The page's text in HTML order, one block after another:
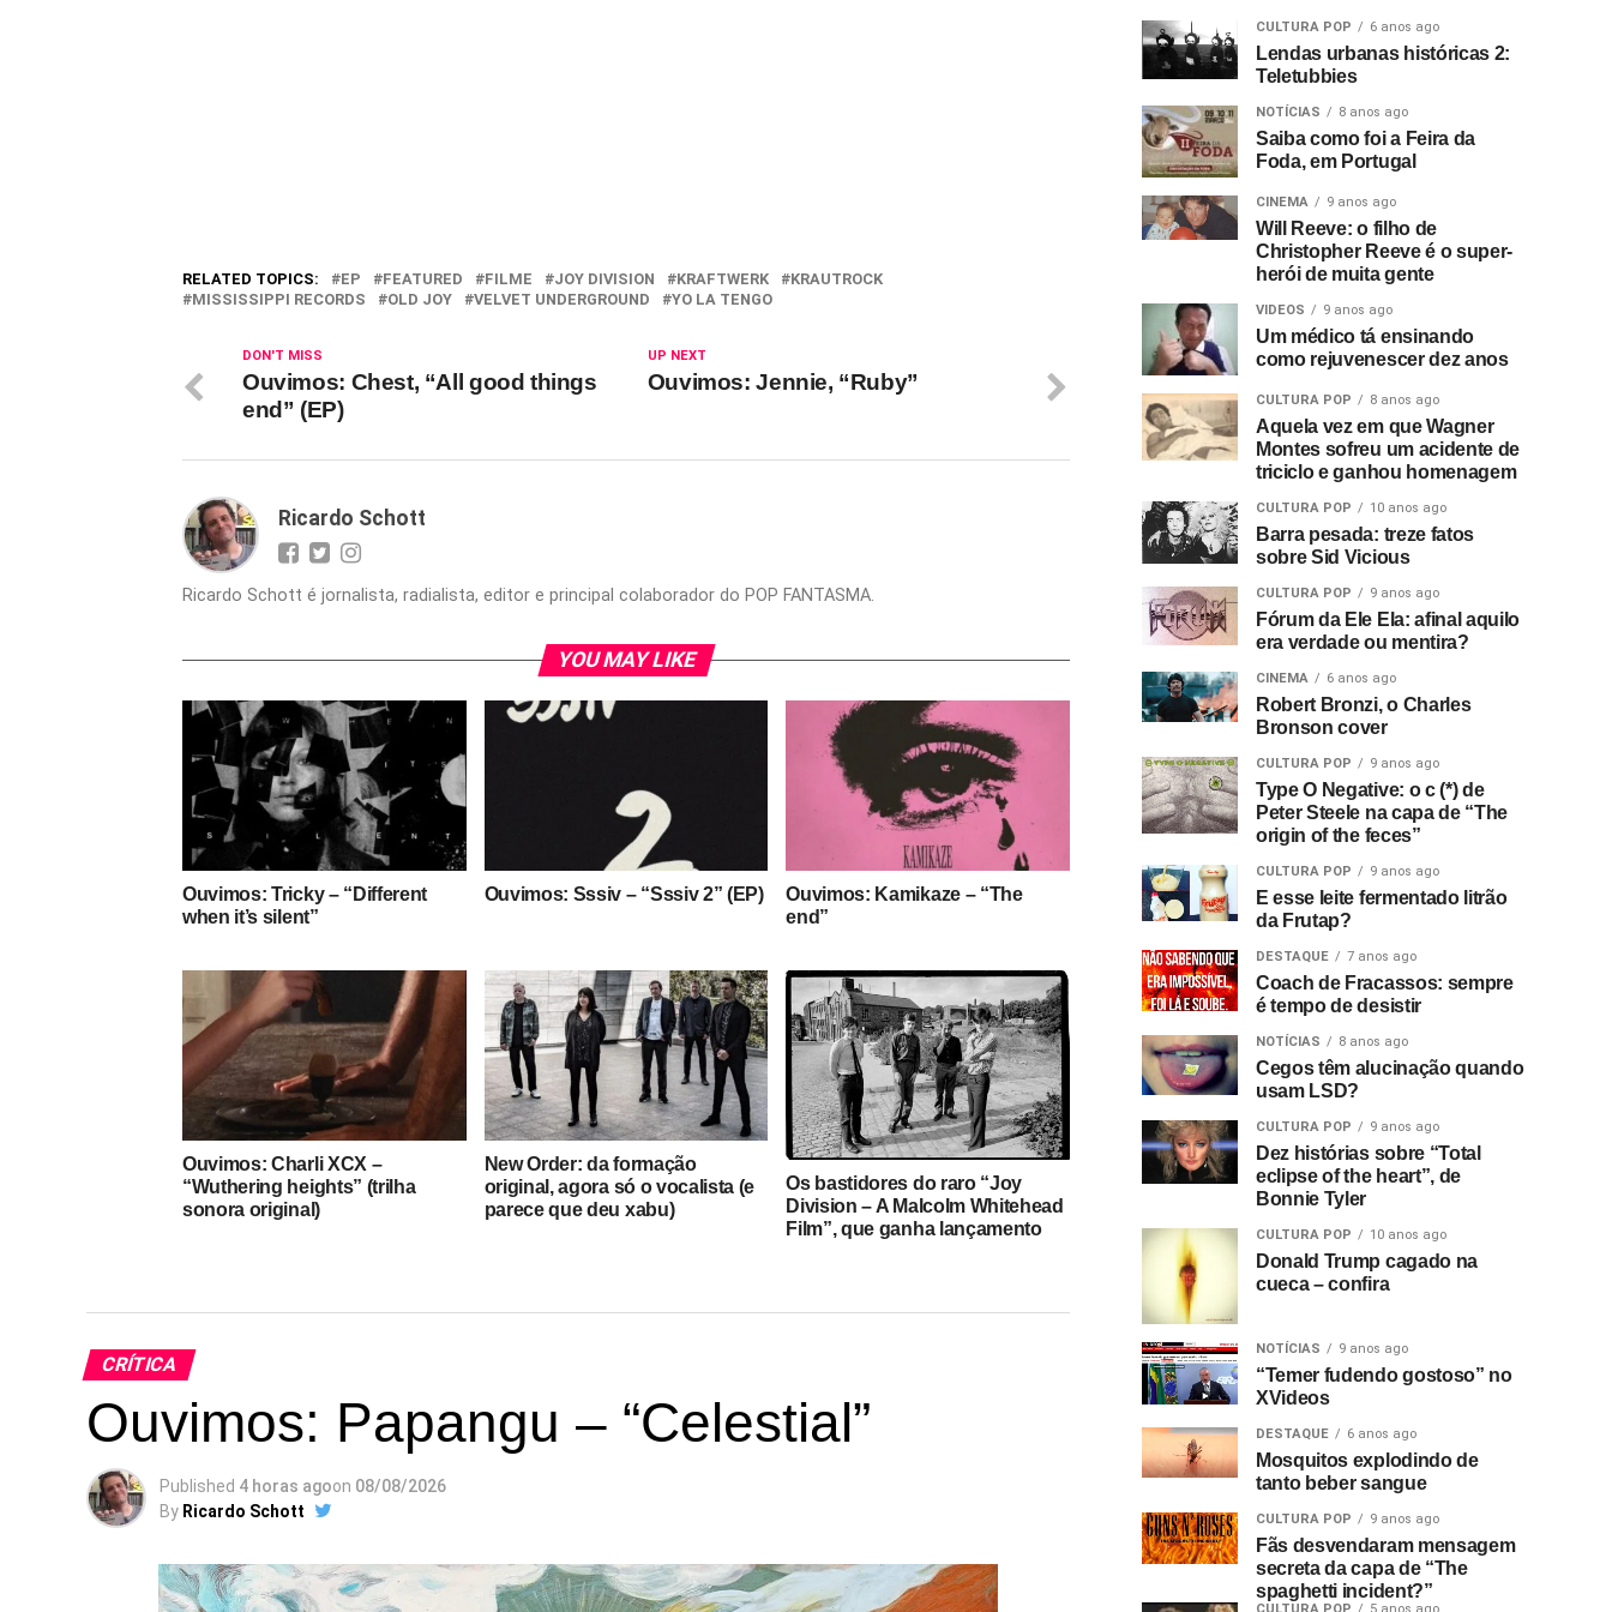
RELATED TOPICS: EP FEATURED FILME JOY DIVISION KRAFTWERK
KRAUTROCK
MISSISSIPPI RECORDS
OLD JOY VELVET UNDERGROUND YO LA TENGO
UP NEXT
Ouvimos: Jennie, “Ruby”
DON'T MISS
Ouvimos: Chest, “All good things
end” (EP)
Ricardo Schott
Ricardo Schott é jornalista, radialista, editor e principal colaborador do POP FANTASMA.
YOU MAY LIKE
Ouvimos: Tricky – “Different
when it’s silent”
Ouvimos: Sssiv – “Sssiv 2” (EP)
Ouvimos: Kamikaze – “The
end”
Ouvimos: Charli XCX –
“Wuthering heights” (trilha
sonora original)
New Order: da formação
original, agora só o vocalista (e
parece que deu xabu)
Os bastidores do raro “Joy
Division – A Malcolm Whitehead
Film”, que ganha lançamento
CRÍTICA
Ouvimos: Papangu – “Celestial”
Published 4 horas agoon 08/08/2026
By Ricardo Schott
CULTURA POP 6 anos ago
Lendas urbanas históricas 2:
Teletubbies
NOTÍCIAS 8 anos ago
Saiba como foi a Feira da
Foda, em Portugal
CINEMA 9 anos ago
Will Reeve: o filho de
Christopher Reeve é o super-
herói de muita gente
VIDEOS 9 anos ago
Um médico tá ensinando
como rejuvenescer dez anos
CULTURA POP 8 anos ago
Aquela vez em que Wagner
Montes sofreu um acidente de
triciclo e ganhou homenagem
CULTURA POP 10 anos ago
Barra pesada: treze fatos
sobre Sid Vicious
CULTURA POP 9 anos ago
Fórum da Ele Ela: afinal aquilo
era verdade ou mentira?
CINEMA 6 anos ago
Robert Bronzi, o Charles
Bronson cover
CULTURA POP 9 anos ago
Type O Negative: o c (*) de
Peter Steele na capa de “The
origin of the feces”
CULTURA POP 9 anos ago
E esse leite fermentado litrão
da Frutap?
DESTAQUE 7 anos ago
Coach de Fracassos: sempre
é tempo de desistir
NOTÍCIAS 8 anos ago
Cegos têm alucinação quando
usam LSD?
CULTURA POP 9 anos ago
Dez histórias sobre “Total
eclipse of the heart”, de
Bonnie Tyler
CULTURA POP 10 anos ago
Donald Trump cagado na
cueca – confira
NOTÍCIAS 9 anos ago
“Temer fudendo gostoso” no
XVideos
DESTAQUE 6 anos ago
Mosquitos explodindo de
tanto beber sangue
CULTURA POP 9 anos ago
Fãs desvendaram mensagem
secreta da capa de “The
spaghetti incident?”